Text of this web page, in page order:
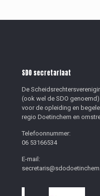
SDO secretariaat
De
(ook wel de SDO
voor de opleiding en
regio Doetinchem en
Telefoonnummer:
06 53166534
E-mail: